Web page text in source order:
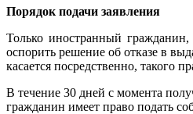
Порядок подачи заявления
Только иностранный
оспорить решение об отказе в
касается посредственно, такого
B течение 30 дней с момента
гражданин имеет право подать